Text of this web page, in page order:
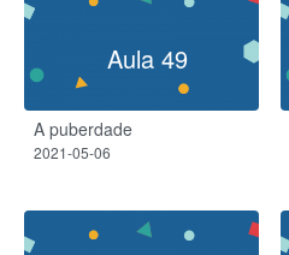
Aula 49
A puberdade
2021-05-06